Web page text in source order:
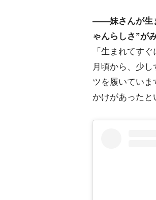
――妹さんが生
ゃんらしさ”が
「生まれてす
月頃から、少
ツを履いてい
かけがあったと